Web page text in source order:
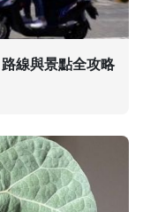
線與景點全攻略